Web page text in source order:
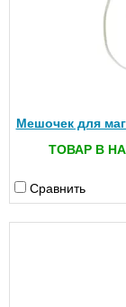
Мешочек для
ТОВАР В
Сравнить